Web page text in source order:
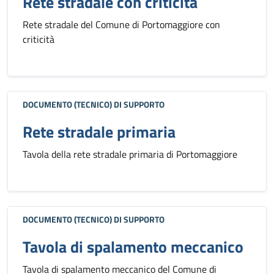
Rete stradale del Comune di Portomaggiore con
criticità
DOCUMENTO (TECNICO) DI SUPPORTO
Rete stradale primaria
Tavola della rete stradale primaria di Portomaggiore
DOCUMENTO (TECNICO) DI SUPPORTO
Tavola di spalamento meccanico
Tavola di spalamento meccanico del Comune di